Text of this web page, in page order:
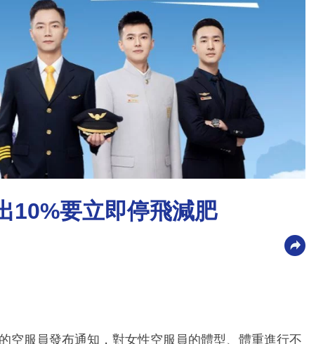
10%要立即停飛減肥
空服員發布通知，對女性空服員的體型、體重進行不